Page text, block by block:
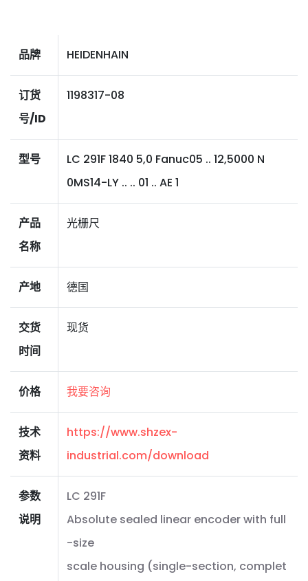
品牌 HEIDENHAIN
订货
号/ID
1198317-08
型号
LC 291F 1840 5,0 Fanuc05 .. 12,5000 N
0MS14-LY .. .. 01 .. AE 1
产品
名称
光栅尺
产地 德国
交货
时间
现货
价格 我要咨询
技术
资料
https://www.shzex-
industrial.com/download
参数
说明
LC 291F
Absolute sealed linear encoder with full
-size
scale housing (single-section, complet